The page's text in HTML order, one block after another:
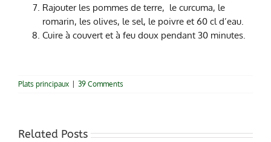
Rajouter les pommes de terre, le curcuma, le
romarin, les olives, le sel, le poivre et 60 cl d’eau.
Cuire à couvert et à feu doux pendant 30 minutes.
Plats principaux 39 Comments
Related Posts